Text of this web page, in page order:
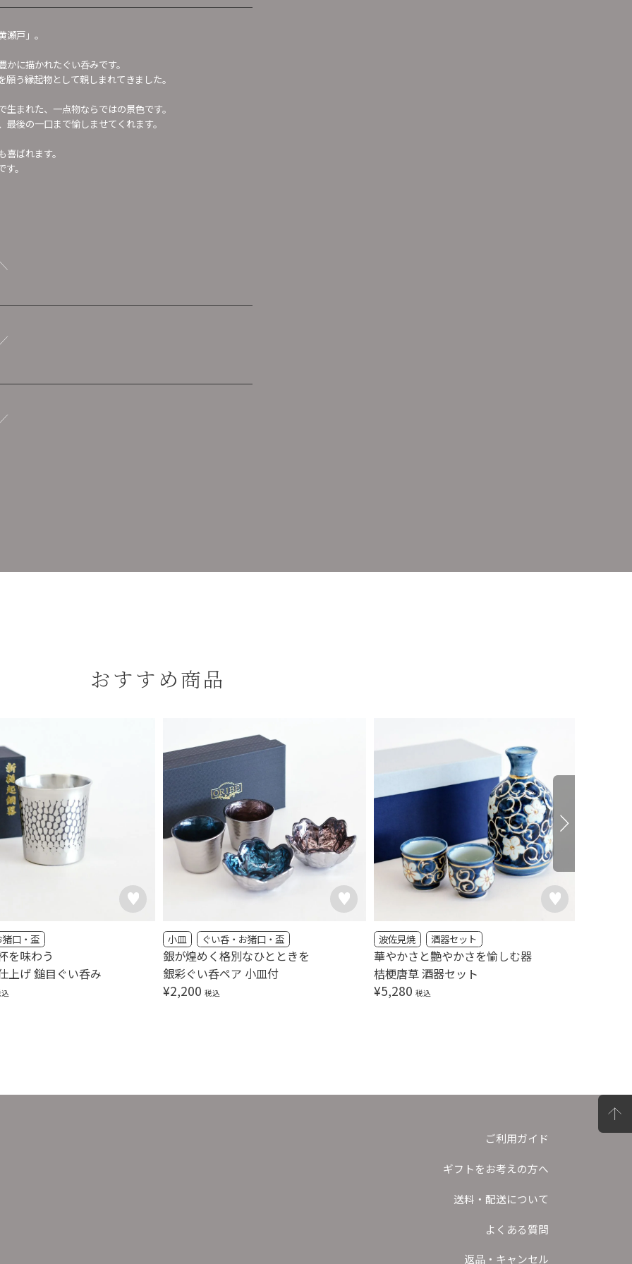
戸」。
に描かれたぐい呑みです。
う縁起物として親しまれてきました。
まれた、一点物ならではの景色です。
後の一口まで愉しませてくれます。
ばれます。
。
おすすめ商品
上げ 鎚目ぐい呑み
口・盃
を味わう
銀彩ぐい呑ペア 小皿付
小皿 ぐい呑・お猪口・盃
¥2,200 税込
銀が煌めく格別なひとときを
桔梗唐草 酒器セット
波佐見焼 酒器セット
¥5,280 税込
華やかさと艶やかさを愉しむ器
ご利用ガイド
ギフトをお考えの方へ
送料・配送について
よくある質問
返品・キャンセル